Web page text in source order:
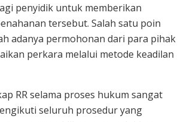
penyidik untuk memberikan
tersebut. Salah satu poin
adanya permohonan dari para pihak
perkara melalui metode keadilan
RR selama proses hukum sangat
seluruh prosedur yang